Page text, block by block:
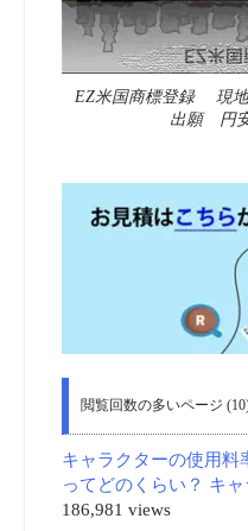
EZ米国商標登録 現地
出願 円
閲覧回数の多いページ
キャラクターの使用料
ってどのくらい？ キ
186,981 views